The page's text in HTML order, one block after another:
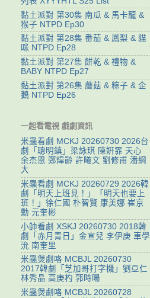
黏土派對 第30集 南瓜 & 馬卡龍 &
猴子 NTPD Ep30
黏土派對 第28集 番茄 & 鳳梨 & 貓
咪 NTPD Ep28
黏土派對 第27集 餅乾 & 禮物 &
BABY NTPD Ep27
黏土派對 第26集 蘑菇 & 粽子 & 企
鵝 NTPD Ep26
一起看電視 戲劇資訊
米蟲看劇 MCKJ 20260730 2026台
劇「聰明鎮」梁詠琪 陳姸霏 天心
余杰恩 鄭煒齡 許曦文 劉修甫 潘綱
大
米蟲看劇 MCKJ 20260729 2026韓
劇「明天上班見！」「明天也要上
班！」徐仁國 朴智賢 康美娜 崔京
勳 元奎彬
小帥看劇 XSKJ 20260730 2018韓
劇「赤月青日」金宣兒 李伊庚 車學
沇 南奎里
米蟲煲劇咯 MCBJL 20260730
2017韓劇「芝加哥打字機」劉亞仁
林秀晶 高庚杓 郭時暘
米蟲煲劇咯 MCBJL 20260728